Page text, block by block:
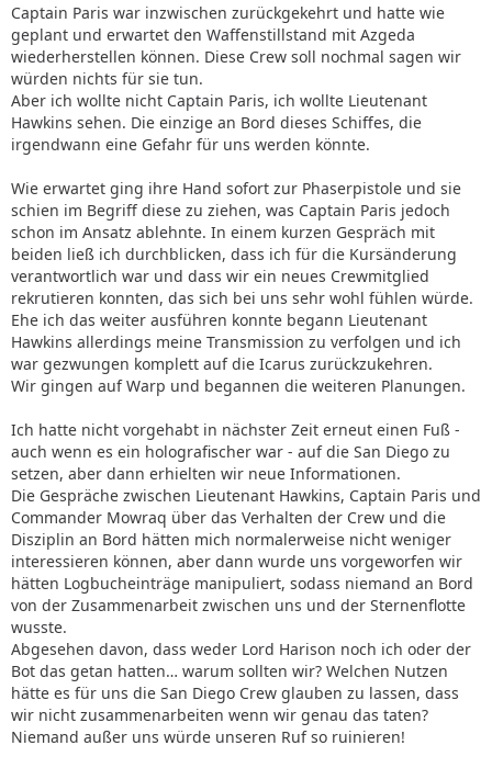
Captain Paris war inzwischen zurückgekehrt und hatte wie
geplant und erwartet den Waffenstillstand mit Azgeda
wiederherstellen können. Diese Crew soll nochmal sagen wir
würden nichts für sie tun.
Aber ich wollte nicht Captain Paris, ich wollte Lieutenant
Hawkins sehen. Die einzige an Bord dieses Schiffes, die
irgendwann eine Gefahr für uns werden könnte.
Wie erwartet ging ihre Hand sofort zur Phaserpistole und sie
schien im Begriff diese zu ziehen, was Captain Paris jedoch
schon im Ansatz ablehnte. In einem kurzen Gespräch mit
beiden ließ ich durchblicken, dass ich für die Kursänderung
verantwortlich war und dass wir ein neues Crewmitglied
rekrutieren konnten, das sich bei uns sehr wohl fühlen würde.
Ehe ich das weiter ausführen konnte begann Lieutenant
Hawkins allerdings meine Transmission zu verfolgen und ich
war gezwungen komplett auf die Icarus zurückzukehren.
Wir gingen auf Warp und begannen die weiteren Planungen.
Ich hatte nicht vorgehabt in nächster Zeit erneut einen Fuß -
auch wenn es ein holografischer war - auf die San Diego zu
setzen, aber dann erhielten wir neue Informationen.
Die Gespräche zwischen Lieutenant Hawkins, Captain Paris und
Commander Mowraq über das Verhalten der Crew und die
Disziplin an Bord hätten mich normalerweise nicht weniger
interessieren können, aber dann wurde uns vorgeworfen wir
hätten Logbucheinträge manipuliert, sodass niemand an Bord
von der Zusammenarbeit zwischen uns und der Sternenflotte
wusste.
Abgesehen davon, dass weder Lord Harison noch ich oder der
Bot das getan hatten… warum sollten wir? Welchen Nutzen
hätte es für uns die San Diego Crew glauben zu lassen, dass
wir nicht zusammenarbeiten wenn wir genau das taten?
Niemand außer uns würde unseren Ruf so ruinieren!